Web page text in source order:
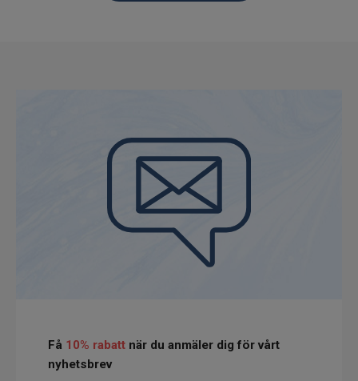
Få 10% rabatt när du anmäler dig för vårt
nyhetsbrev